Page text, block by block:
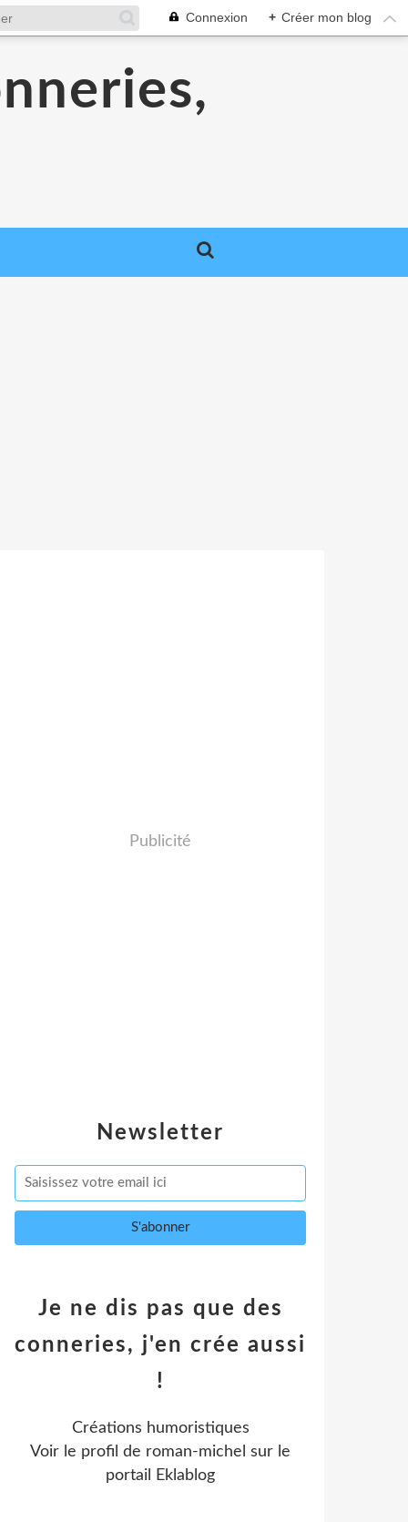
Connexion + Créer mon blog
Newsletter
Publicité
Je ne dis pas que des
conneries, j'en crée aussi
!
Créations humoristiques
Voir le profil de roman-michel sur le
portail Eklablog